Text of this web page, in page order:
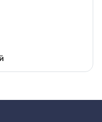
группы из 15